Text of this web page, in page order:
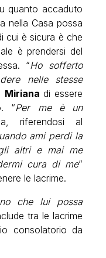
quanto accaduto
nella Casa possa
cui è sicura è che
è prendersi del
“Ho sofferto
nelle stesse
Miriana di essere
“Per me è un
riferendosi al
ami perdi la
altri e mai me
cura di me”
le lacrime.
che lui possa
tra le lacrime
consolatorio da